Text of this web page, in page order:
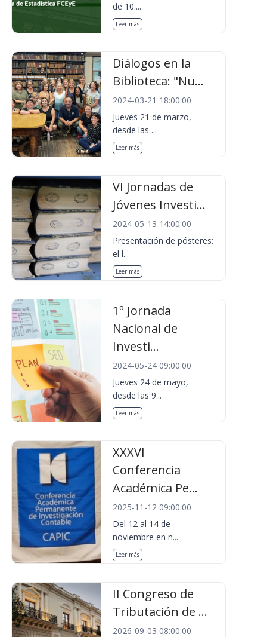
de 10....
Leer más
Diálogos en la
Biblioteca: "Nu...
2024-03-21 18:00:00
Jueves 21 de marzo,
desde las ...
Leer más
VI Jornadas de
Jóvenes Investi...
2024-05-13 14:00:00
Presentación de pósteres:
el l...
Leer más
1º Jornada
Nacional de
Investi...
2024-05-24 09:00:00
Jueves 24 de mayo,
desde las 9...
Leer más
XXXVI
Conferencia
Académica Pe...
2025-11-12 09:00:00
Del 12 al 14 de
noviembre en n...
Leer más
II Congreso de
Tributación de ...
2026-09-03 08:00:00